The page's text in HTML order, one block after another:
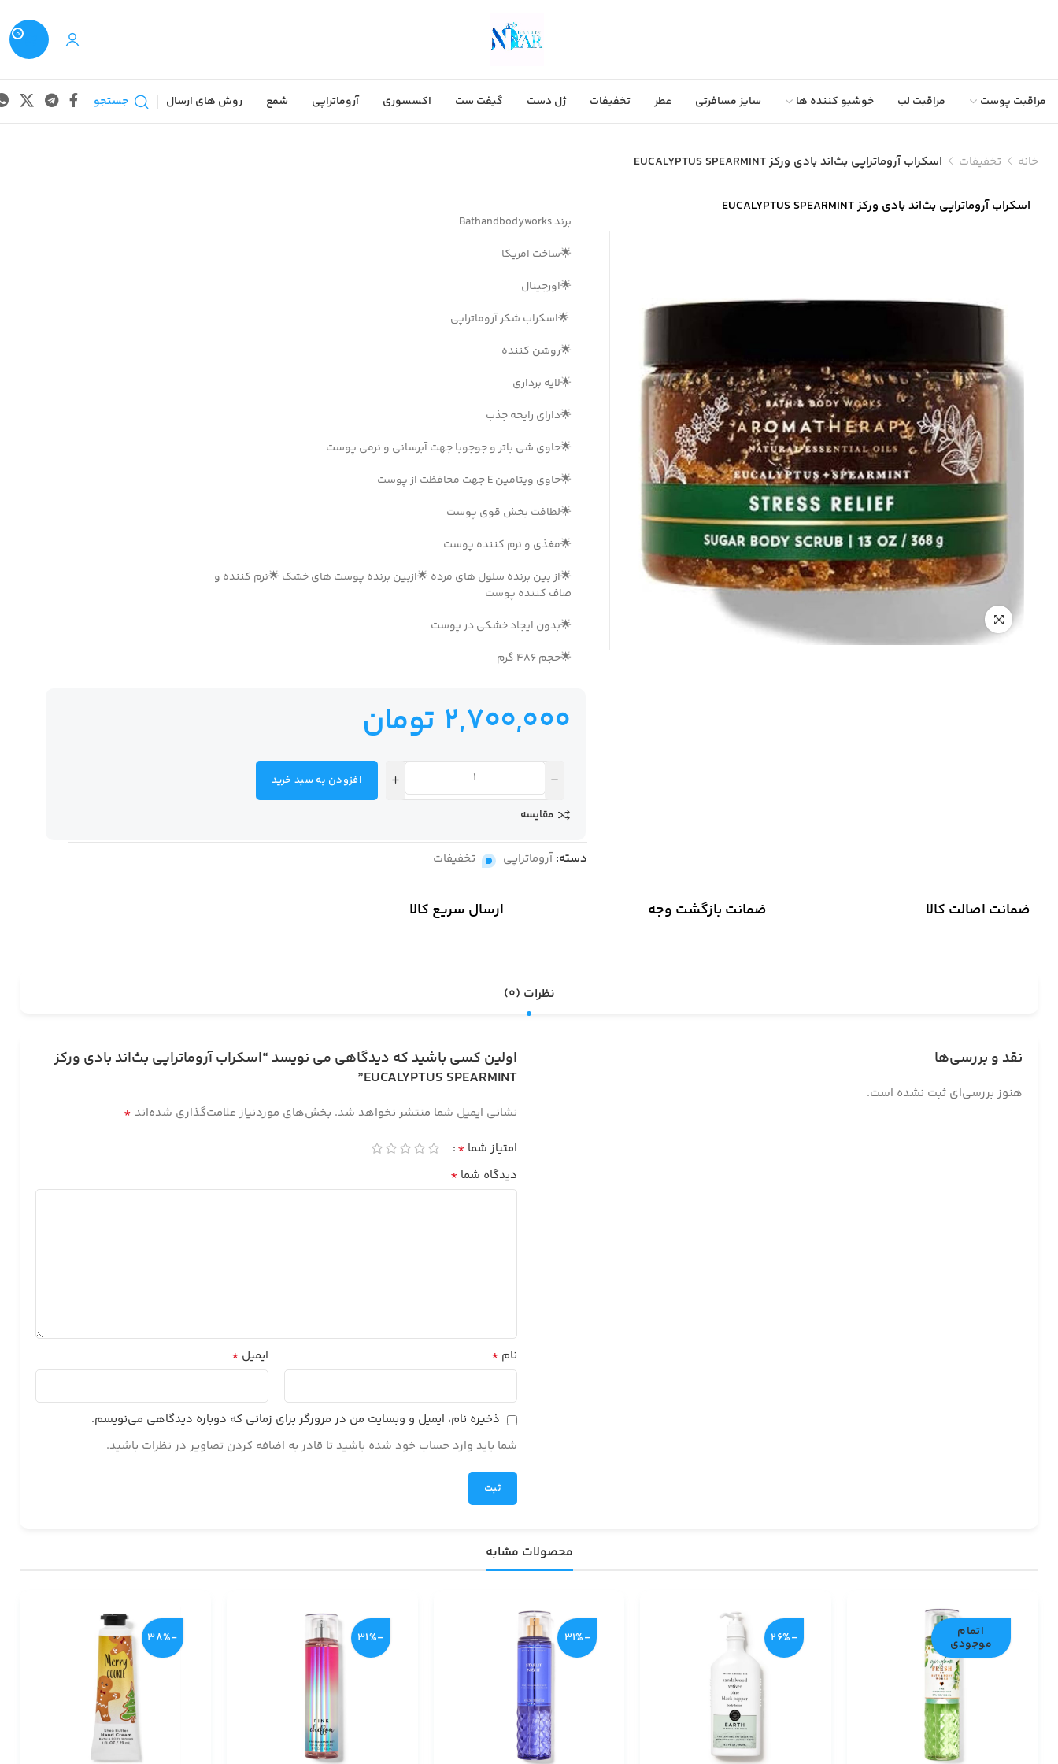
0
مراقبت پوست مراقبت لب خوشبو کننده ها سایز مسافرتی عطر تخفیفات ژل دست گیفت ست اکسسوری آروماتراپی شمع روش های ارسال جستجو
خانه تخفیفات اسکراب آروماتراپی بث‌اند بادی ورکز EUCALYPTUS SPEARMINT
اسکراب آروماتراپی بث‌اند بادی ورکز EUCALYPTUS SPEARMINT
برند Bathandbodyworks
🌟ساخت امریکا
🌟اورجینال
🌟اسکراب شکر آروماتراپی
🌟روشن کننده‌
🌟لایه برداری
🌟دارای رایحه جذب
🌟حاوی شی باتر و جوجوبا جهت آبرسانی و نرمی پوست
🌟حاوی ویتامین E جهت محافظت از پوست
🌟لطافت بخش قوی پوست
🌟مغذی و نرم کننده پوست
🌟از بین برنده سلول های مرده 🌟ازبین برنده پوست های خشک 🌟نرم کننده و
صاف کننده پوست
🌟بدون ایجاد خشکی در پوست
🌟حجم 486 گرم
2,700,000 تومان
افزودن به سبد خرید
مقایسه
دسته:آروماتراپی , تخفیفات
ضمانت اصالت کالا ضمانت بازگشت وجه ارسال سریع کالا
نظرات (0)
نقد و بررسی‌ها
هنوز بررسی‌ای ثبت نشده است.
اولین کسی باشید که دیدگاهی می نویسد “اسکراب آروماتراپی بث‌اند بادی ورکز
EUCALYPTUS SPEARMINT”
نشانی ایمیل شما منتشر نخواهد شد. بخش‌های موردنیاز علامت‌گذاری شده‌اند *
امتیاز شما *
دیدگاه شما *
نام * ایمیل *
ذخیره نام، ایمیل و وبسایت من در مرورگر برای زمانی که دوباره دیدگاهی می‌نویسم.
شما باید وارد حساب خود شده باشید تا قادر به اضافه کردن تصاویر در نظرات باشید.
محصولات مشابه
اتمام
موجودی -26%
-31%
-31%
-38%